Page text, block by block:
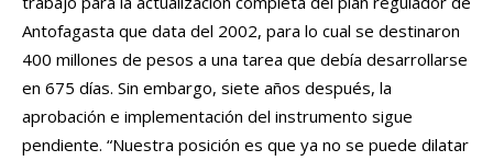
Antofagasta que data del 2002, para lo cual se destinaron
400 millones de pesos a una tarea que debía desarrollarse
en 675 días. Sin embargo, siete años después, la
aprobación e implementación del instrumento sigue
pendiente. “Nuestra posición es que ya no se puede dilatar